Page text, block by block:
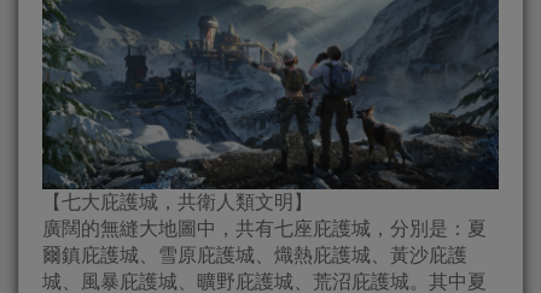
【七大庇護城，共衛人類文明】
廣闊的無縫大地圖中，共有七座庇護城，分別是：夏
爾鎮庇護城、雪原庇護城、熾熱庇護城、黃沙庇護
城、風暴庇護城、曠野庇護城、荒沼庇護城。其中夏